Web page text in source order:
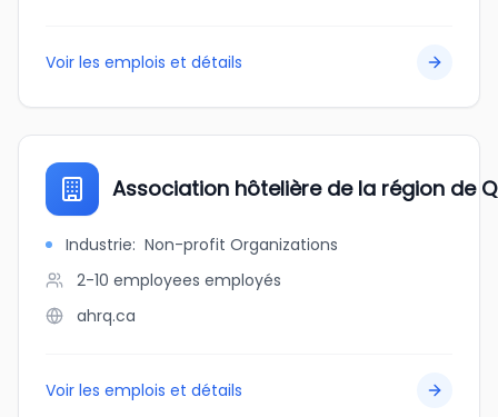
Voir les emplois et détails
Association hôtelière de la région de
Industrie: Non-profit Organizations
2-10 employees employés
ahrq.ca
Voir les emplois et détails